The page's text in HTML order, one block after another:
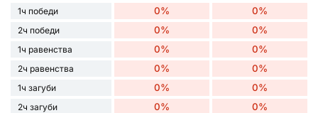
1ч победи
0% 0%
2ч победи 0% 0%
1ч равенства 0% 0%
2ч равенства 0% 0%
1ч загуби 0% 0%
2ч загуби 0% 0%